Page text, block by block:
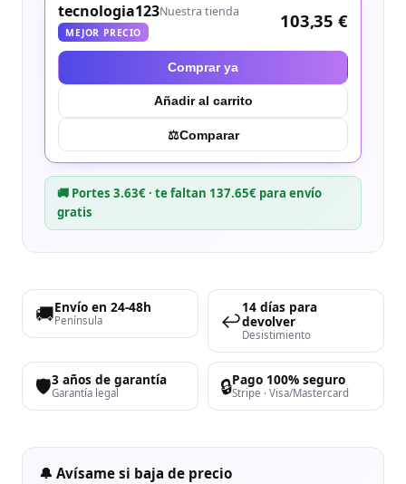
tecnologia123Nuestra tienda
MEJOR PRECIO
103,35 €
Comprar ya
Añadir al carrito
⚖︎Comparar
🚚 Portes 3.63€ · te faltan 137.65€ para envío
gratis
🚚Envío en 24-48h
Península ↩️
14 días para
devolver
Desistimiento
🛡️3 años de garantía
Garantía legal 🔒Pago 100% seguro
Stripe · Visa/Mastercard
🔔 Avísame si baja de precio